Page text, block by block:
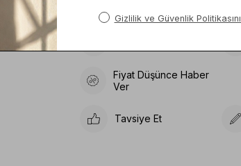
Fiyat Düşünce Haber
Ver
Tavsiye Et